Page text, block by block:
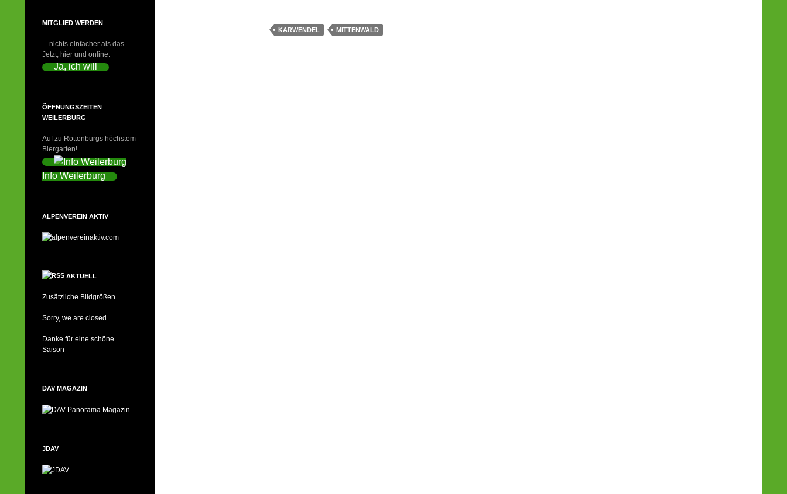
KARWENDEL MITTENWALD
MITGLIED WERDEN
... nichts einfacher als das.
Jetzt, hier und online.
Ja, ich will
ÖFFNUNGSZEITEN
WEILERBURG
Auf zu Rottenburgs höchstem
Biergarten!
Info Weilerburg
ALPENVEREIN AKTIV
AKTUELL
Zusätzliche Bildgrößen
Sorry, we are closed
Danke für eine schöne
Saison
DAV MAGAZIN
JDAV